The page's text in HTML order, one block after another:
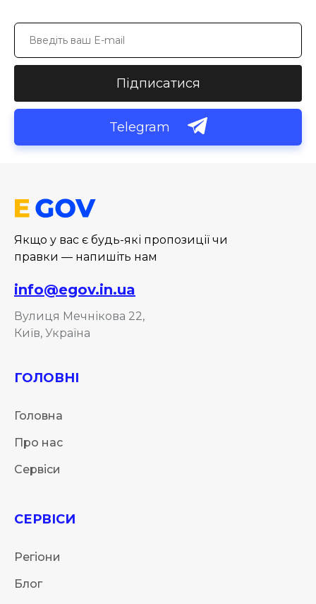
Підписатися
Telegram
Якщо у вас є будь-які пропозиції чи
правки — напишіть нам
info@egov.in.ua
Вулиця Мечнікова 22,
Київ, Україна
ГОЛОВНІ
Головна
Про нас
Сервіси
СЕРВІСИ
Регіони
Блог